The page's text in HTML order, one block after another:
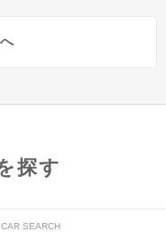
探す
CAR SEARCH